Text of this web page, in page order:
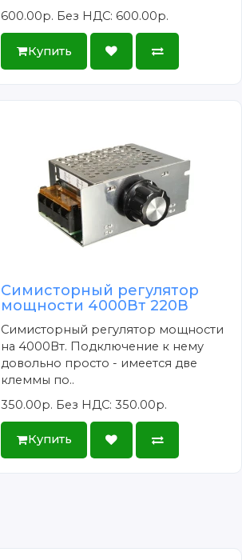
600.00р. Без НДС: 600.00р.
Купить
Симисторный регулятор
мощности 4000Вт 220В
Симисторный регулятор мощности
на 4000Вт. Подключение к нему
довольно просто - имеется две
клеммы по..
350.00р. Без НДС: 350.00р.
Купить